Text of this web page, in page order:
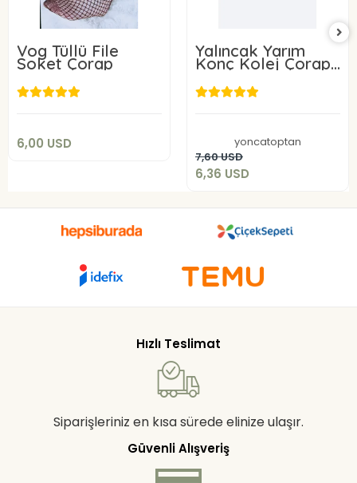
Vog Tüllü File
Soket Çorap
6,00 USD
6,00 USD
Yalıncak Yarım
Konç Kolej Çorap
Siyah Renk 6 Adet
Desensiz Model
yoncatoptan
7,60 USD
6,36 USD
Sepete Ekle
Hızlı Teslimat
Siparişleriniz en kısa sürede elinize ulaşır.
Güvenli Alışveriş